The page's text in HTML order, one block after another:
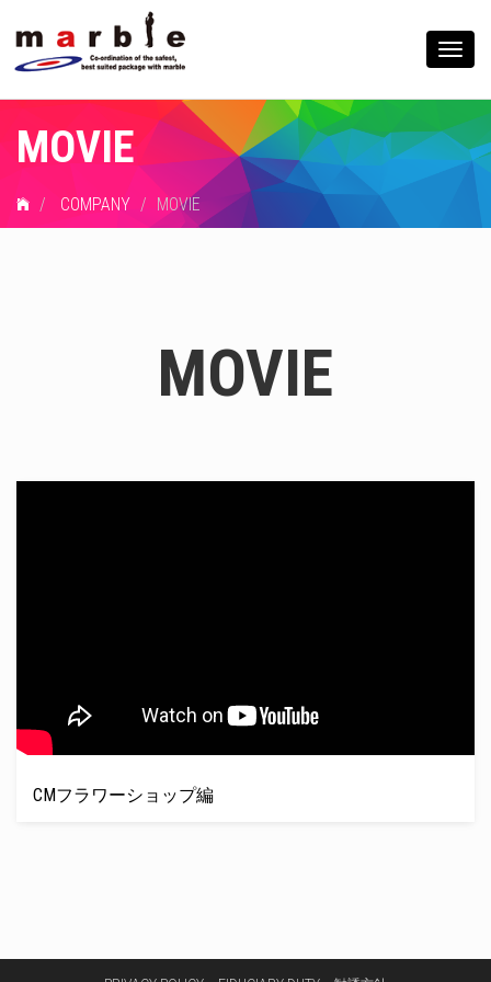
MOVIE
COMPANY MOVIE
MOVIE
CMフラワーショップ編